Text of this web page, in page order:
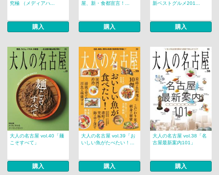
究極 （メディアハ...
購入
屋、新・食都宣言！...
購入
新ベストグルメ201...
購入
大人の名古屋 vol.40「麺
こそすべて」
購入
大人の名古屋 vol.39「お
いしい魚がたべたい！...
購入
大人の名古屋 vol.38「名
古屋最新案内101」
購入